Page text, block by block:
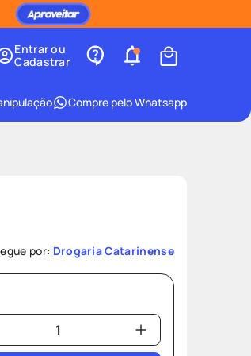
Entrar ou
Cadastrar
Compre pelo Whatsapp
por: Drogaria Catarinense